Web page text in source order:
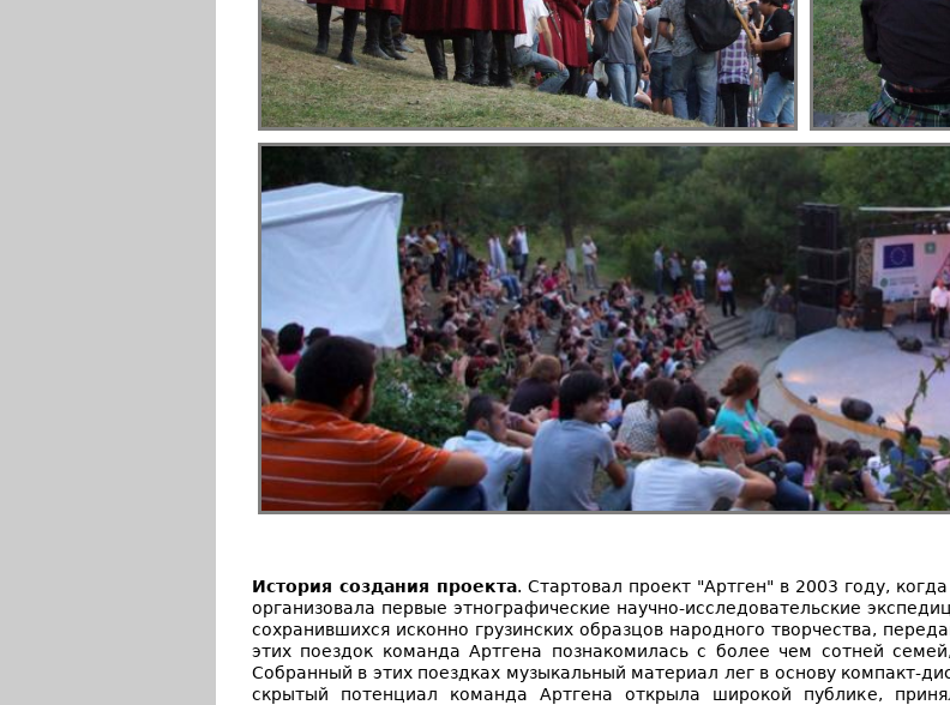
История создания проекта. Стартовал проект "Артген" в 2003 году,
организовала первые этнографические научно-исследовательские
сохранившихся исконно грузинских образцов народного творчества,
этих поездок команда Артгена познакомилась с более чем сотней
Собранный в этих поездках музыкальный материал лег в основу компакт-
скрытый потенциал команда Артгена открыла широкой публике,